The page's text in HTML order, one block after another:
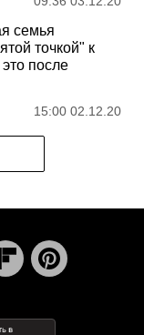
семья
точкой" к
после
15:00 02.12.20